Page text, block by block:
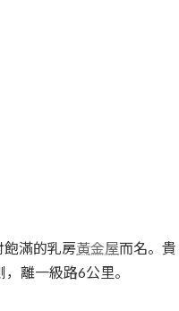
飽滿的乳房黃金屋而名。貴
，離一級路6公里。